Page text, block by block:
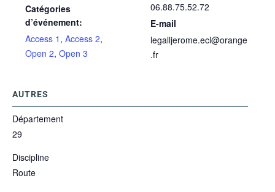
Catégories
d’événement:
Access 1 , Access 2,
Open 2, Open 3
06.88.75.52.72
E-mail
legalljerome.ecl@orange
.fr
AUTRES
Département
29
Discipline
Route